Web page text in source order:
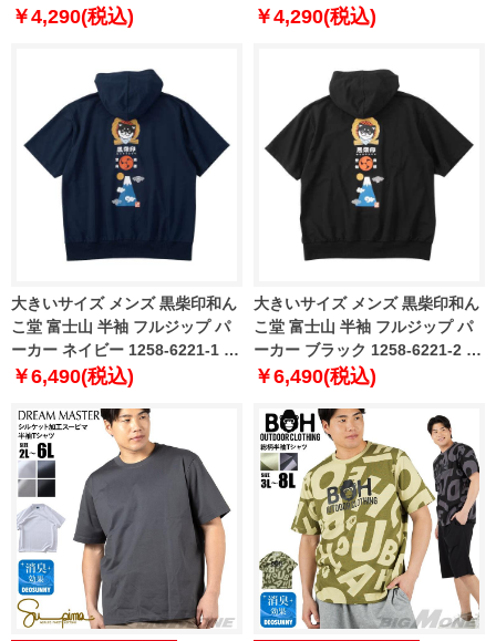
6L 8L
￥4,290(税込)
6L 8L
￥4,290(税込)
大きいサイズ メンズ 黒柴印和ん
こ堂 富士山 半袖 フルジップ パ
ーカー ネイビー 1258-6221-1 3L
4L 5L 6L 8L
￥6,490(税込)
大きいサイズ メンズ 黒柴印和ん
こ堂 富士山 半袖 フルジップ パ
ーカー ブラック 1258-6221-2 3L
4L 5L 6L 8L
￥6,490(税込)